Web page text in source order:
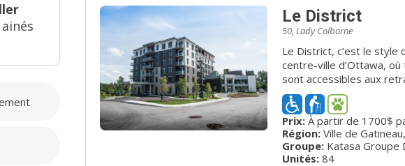
spacieux dans un décor qui vous
vision Dédiés à votre
résidents sachent que
dans les résidences
heureuse, enrichissante
soient rassurées que
sûr et qu'ils participent à
leurs envies et leurs
résidences pour
gestionnaire de
Le District
50, Lady Colborne
Le District, c’est le style
centre-ville d’Ottawa,
sont accessibles aux
résidences de luxe dans
plus, la salle à manger
public), située au premier
environnement convivial
délicieux repas à la carte.
Prix:À partir de 1700$
Région: Ville de
Groupe: Katasa Groupe
Unités:84